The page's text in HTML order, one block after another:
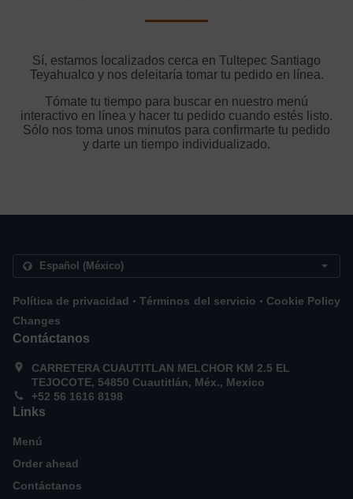
Sí, estamos localizados cerca en Tultepec Santiago
Teyahualco y nos deleitaría tomar tu pedido en línea.
Tómate tu tiempo para buscar en nuestro menú
interactivo en línea y hacer tu pedido cuando estés listo.
Sólo nos toma unos minutos para confirmarte tu pedido
y darte un tiempo individualizado.
Política de privacidad . Términos del servicio . Cookie Policy
Changes
Contáctanos
CARRETERA CUAUTITLAN MELCHOR KM 2.5 EL
TEJOCOTE, 54850 Cuautitlán, Méx., Mexico
+52 56 1616 8198
Links
Menú
Order ahead
Contáctanos